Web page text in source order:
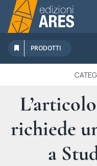
Salta
contenuto
Chi Siamo
Sostienici
Abbonamenti
Promozioni
Newsletter
PRODOTTI
IN
richiede
a